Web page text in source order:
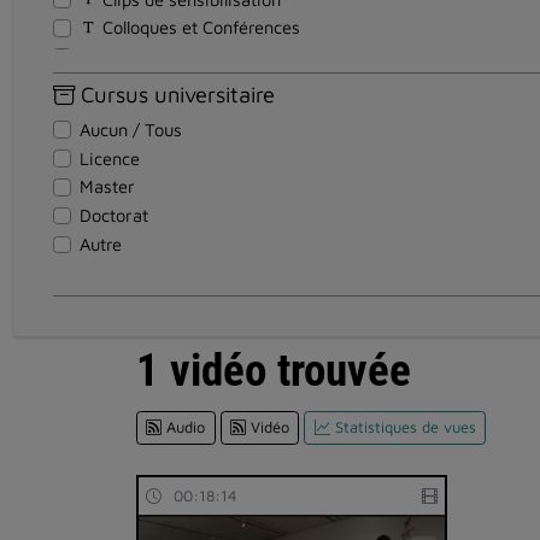
Colloques et Conférences
Documents pédagogiques
Entretiens
Institutionnel
Magazines
Spectacles et Expositions
Témoignages
Tutoriel
Visites en vidéo
Cursus universitaire
Aucun / Tous
Licence
Master
Doctorat
Autre
1 vidéo trouvée
Audio Vidéo Statistiques de vues
00:18:14